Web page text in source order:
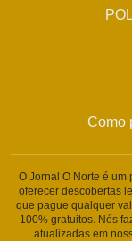
Como
O Jornal O Norte é um
oferecer descobertas
que pague qualquer
100% gratuitos. Nós
atualizadas em